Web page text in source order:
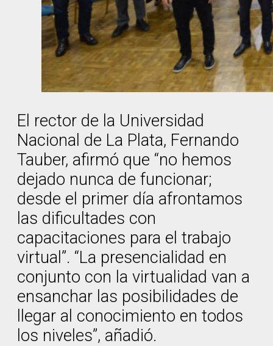
El rector de la Universidad
Nacional de La Plata, Fernando
Tauber, afirmó que “no hemos
dejado nunca de funcionar;
desde el primer día afrontamos
las dificultades con
capacitaciones para el trabajo
virtual”. “La presencialidad en
conjunto con la virtualidad van a
ensanchar las posibilidades de
llegar al conocimiento en todos
los niveles”, añadió.